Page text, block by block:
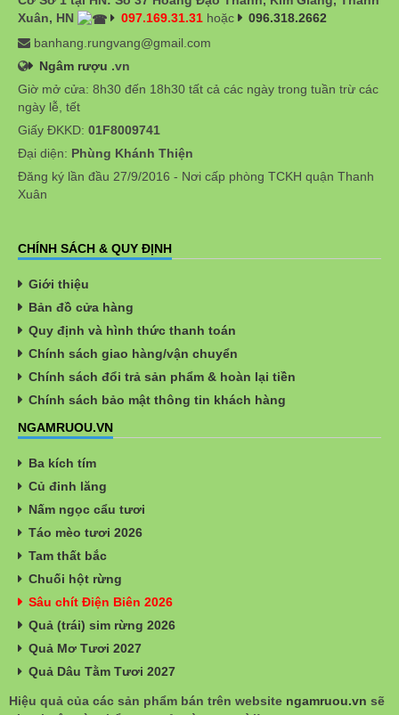
Xuân, HN
097.169.31.31 hoặc
096.318.2662
banhang.rungvang@gmail.com
Ngâm rượu .vn
Giờ mở cửa: 8h30 đến 18h30 tất cả các ngày trong tuần trừ các
ngày lễ, tết
Giấy ĐKKD: 01F8009741
Đại diện: Phùng Khánh Thiện
Đăng ký lần đầu 27/9/2016 - Nơi cấp phòng TCKH quận Thanh
Xuân
CHÍNH SÁCH & QUY ĐỊNH
Giới thiệu
Bản đồ cửa hàng
Quy định và hình thức thanh toán
Chính sách giao hàng/vận chuyển
Chính sách đổi trả sản phẩm & hoàn lại tiền
Chính sách bảo mật thông tin khách hàng
NGAMRUOU.VN
Ba kích tím
Củ đinh lăng
Nấm ngọc cẩu tươi
Táo mèo tươi 2026
Tam thất bắc
Chuối hột rừng
Sâu chít Điện Biên 2026
Quả (trái) sim rừng 2026
Quả Mơ Tươi 2027
Quả Dâu Tằm Tươi 2027
Hiệu quả của các sản phẩm bán trên website ngamruou.vn sẽ